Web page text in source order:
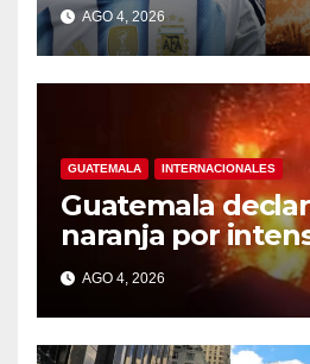
en Madrid
AGO 4, 2026
GUATEMALA INTERNACIONALES
Guatemala
naranja por
del volcán de
AGO 4, 2026